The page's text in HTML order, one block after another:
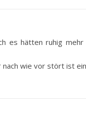
es hätten ruhig mehr
nach wie vor stört ist